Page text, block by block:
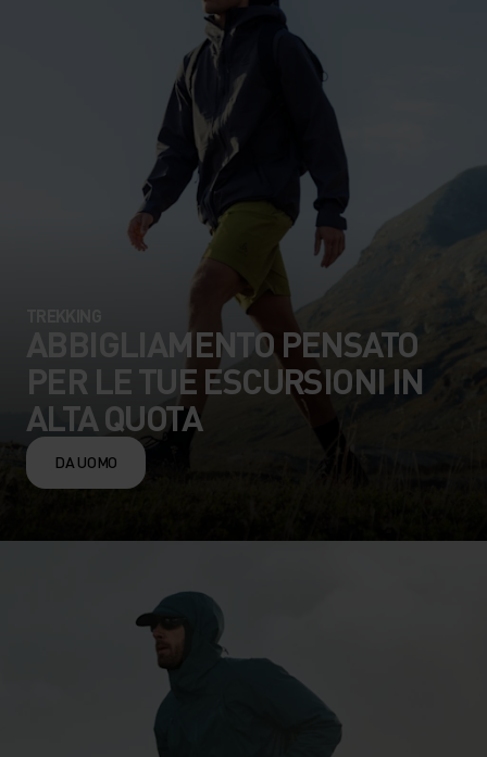
ABBIGLIAMENTO PENSATO
PER LE TUE ESCURSIONI IN
ALTA QUOTA
DA UOMO